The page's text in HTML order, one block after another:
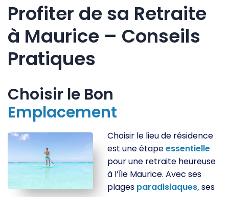
Profiter de sa Retraite
à Maurice – Conseils
Pratiques
Choisir le Bon
Emplacement
Choisir le lieu de résidence
est une étapeessentielle
pour une retraite heureuse
à l’Île Maurice. Avec ses
plages paradisiaques,ses